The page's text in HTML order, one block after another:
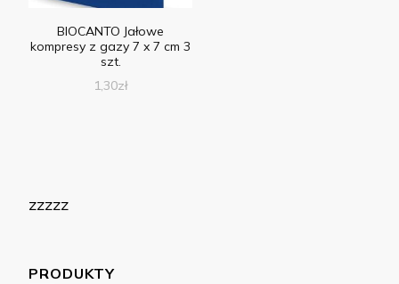
BIOCANTO Jałowe
kompresy z gazy 7 x 7 cm 3
szt.
1,30zł
zzzzz
PRODUKTY